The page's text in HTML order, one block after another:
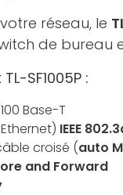
réseau, le
de
SF1005P :
Base-T
IEEE
croisé (auto
and Forward